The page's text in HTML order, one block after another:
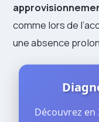
comme lors de
une absence
Découvrez en